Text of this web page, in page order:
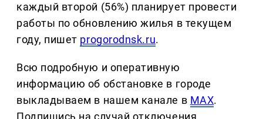
каждый второй (56%) планирует провести
работы по обновлению жилья в текущем
году, пишет progorodnsk.ru.
Всю подробную и оперативную
информацию об обстановке в городе
выкладываем в нашем канале в MAX.